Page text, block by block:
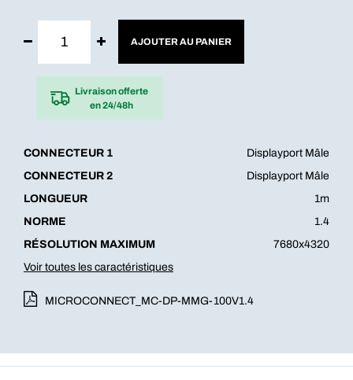
AJOUTER AU PANIER
Livraison offerte
en 24/48h
CONNECTEUR 1
Displayport Mâle
CONNECTEUR 2
Displayport Mâle
LONGUEUR
1m
NORME
1.4
RÉSOLUTION MAXIMUM
7680x4320
Voir toutes les caractéristiques
MICROCONNECT_MC-DP-MMG-100V1.4